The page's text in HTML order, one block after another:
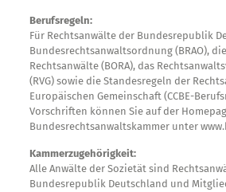
Berufsregeln:
Für Rechtsanwälte der Bundesrepublik
Bundesrechtsanwaltsordnung (BRAO),
Rechtsanwälte (BORA), das
(RVG) sowie die Standesregeln der
Europäischen Gemeinschaft (CCBE-
Vorschriften können Sie auf der
Bundesrechtsanwaltskammer unter
Kammerzugehörigkeit:
Alle Anwälte der Sozietät sind
Bundesrepublik Deutschland und